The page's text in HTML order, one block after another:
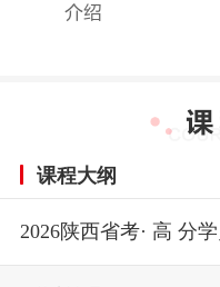
介绍
课程大纲
2026陕西省考· 高 分